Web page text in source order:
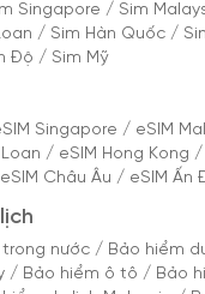
Singapore / Sim
/ Sim Hàn Quốc /
Độ / Sim Mỹ
Singapore / eSIM
/ eSIM Hong Kong /
eSIM Châu Âu / eSIM Ấn
nước / Bảo hiểm
/ Bảo hiểm ô tô / Bảo